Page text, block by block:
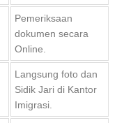
Pemeriksaan
dokumen secara
Online.
Langsung foto dan
Sidik Jari di Kantor
Imigrasi.